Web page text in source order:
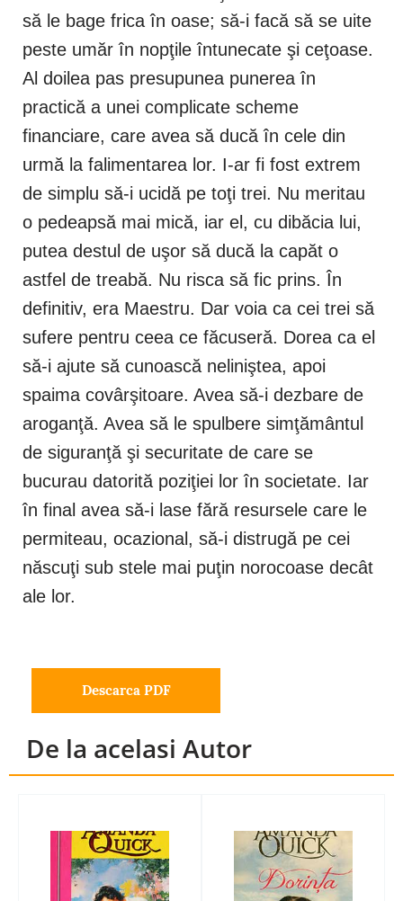
să le bage frica în oase; să-i facă să se uite
peste umăr în nopţile întunecate şi ceţoase.
Al doilea pas presupunea punerea în
practică a unei complicate scheme
financiare, care avea să ducă în cele din
urmă la falimentarea lor. I-ar fi fost extrem
de simplu să-i ucidă pe toţi trei. Nu meritau
o pedeapsă mai mică, iar el, cu dibăcia lui,
putea destul de uşor să ducă la capăt o
astfel de treabă. Nu risca să fic prins. În
definitiv, era Maestru. Dar voia ca cei trei să
sufere pentru ceea ce făcuseră. Dorea ca el
să-i ajute să cunoască neliniştea, apoi
spaima covârşitoare. Avea să-i dezbare de
aroganţă. Avea să le spulbere simţământul
de siguranţă şi securitate de care se
bucurau datorită poziţiei lor în societate. Iar
în final avea să-i lase fără resursele care le
permiteau, ocazional, să-i distrugă pe cei
născuţi sub stele mai puţin norocoase decât
ale lor.
Descarca PDF
De la acelasi Autor